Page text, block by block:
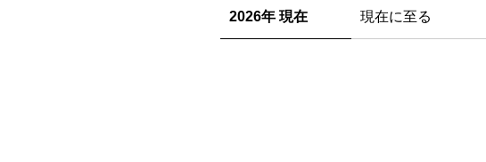
2026年 現在 現在に至る